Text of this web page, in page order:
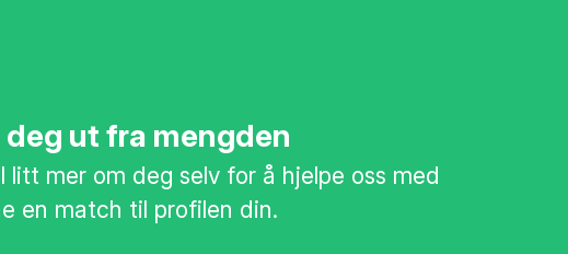
deg ut fra mengden
litt mer om deg selv for å hjelpe oss med
en match til profilen din.